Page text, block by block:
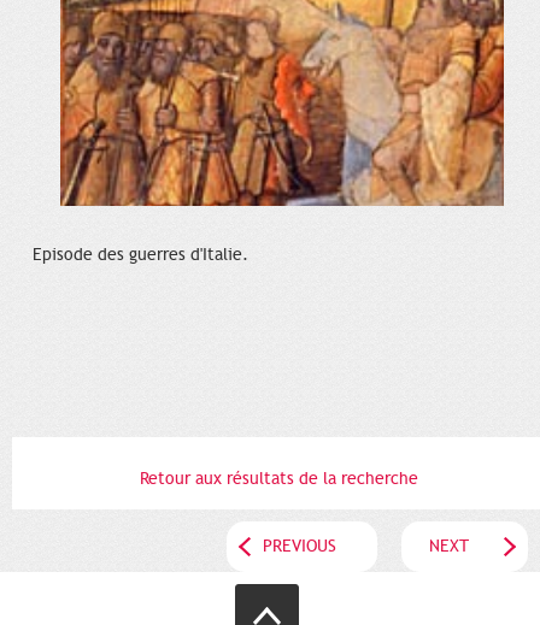
Episode des guerres d'Italie.
Retour aux résultats de la recherche
PREVIOUS NEXT